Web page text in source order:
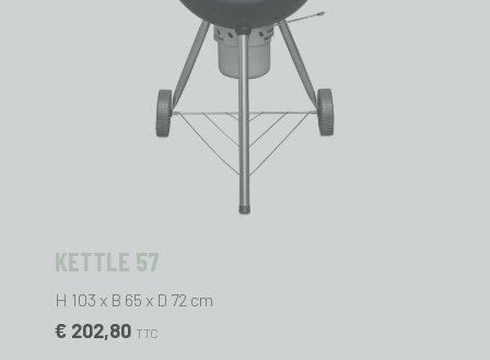
KETTLE 57
H 103 x B 65 x D 72 cm
€ 202,80 TTC